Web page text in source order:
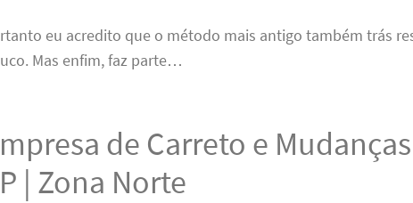
eu acredito que o método mais antigo também trás
Mas enfim, faz parte…
de Carreto e
| Zona Norte